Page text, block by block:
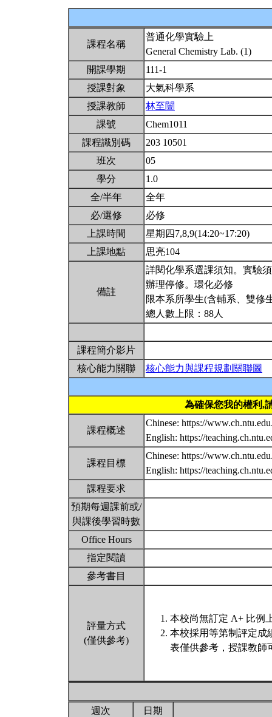
課程名稱
普通化學實驗上
General Chemistry Lab. (1)
開課學期
111-1
授課對象
大氣科學系
授課教師
林至闓
課號
Chem1011
課程識別碼
203 10501
班次
05
學分
1.0
全/半年
全年
必/選修
必修
上課時間
星期四7,8,9(14:20~17:20)
上課地點
思亮104
備註
詳閱化學系選課須知。實驗
辦理停修。環化必修
限本系所學生(含輔系、雙修
總人數上限：88人
課程簡介影片
核心能力關聯
核心能力與課程規劃關聯圖
為確保您我的權利,
課程概述
Chinese: https://
English: https://
課程目標
Chinese: https://
English: https://
課程要求
預期每週課前或/
與課後學習時數
Office Hours
指定閱讀
參考書目
評量方式
(僅供參考)
本校尚無訂定 A+ 比例
本校採用等第制評定成
表僅供參考，授課教師
週次
日期